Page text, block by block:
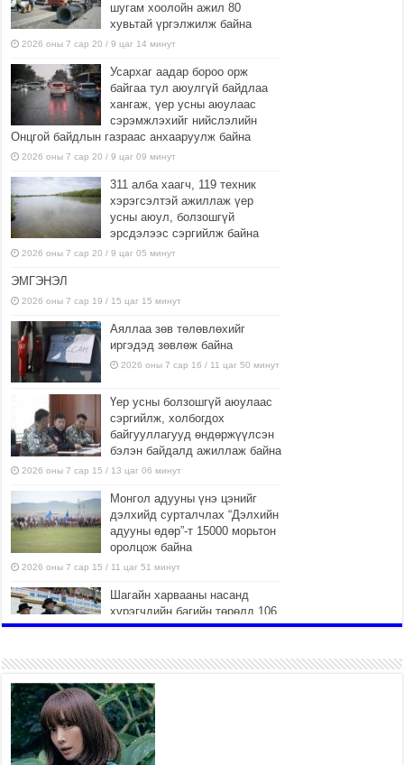
шугам хоолойн ажил 80
хувьтай үргэлжилж байна
2026 оны 7 сар 20 / 9 цаг 14 минут
Усархаг аадар бороо орж
байгаа тул аюулгүй байдлаа
хангаж, үер усны аюулаас
сэрэмжлэхийг нийслэлийн
Онцгой байдлын газраас анхааруулж байна
2026 оны 7 сар 20 / 9 цаг 09 минут
311 алба хаагч, 119 техник
хэрэгсэлтэй ажиллаж үер
усны аюул, болзошгүй
эрсдэлээс сэргийлж байна
2026 оны 7 сар 20 / 9 цаг 05 минут
ЭМГЭНЭЛ
2026 оны 7 сар 19 / 15 цаг 15 минут
Аяллаа зөв төлөвлөхийг
иргэдэд зөвлөж байна
2026 оны 7 сар 16 / 11 цаг 50 минут
Үер усны болзошгүй аюулаас
сэргийлж, холбогдох
байгууллагууд өндөржүүлсэн
бэлэн байдалд ажиллаж байна
2026 оны 7 сар 15 / 13 цаг 06 минут
Монгол адууны үнэ цэнийг
дэлхийд сурталчлах “Дэлхийн
адууны өдөр”-т 15000 морьтон
оролцож байна
2026 оны 7 сар 15 / 11 цаг 51 минут
Шагайн харвааны насанд
хүрэгчдийн багийн төрөлд 106
багийн 848 харваач өрсөлдөж,
2026 оны 7 сар 15 / 11 цаг 45 минут
Үндэсний их баяр наадмын сур
харвааны шагналыг
нийслэлийн Засаг дарга
бөгөөд Улаанбаатар хотын
Захирагч Б.Пүрэвдагва гардууллаа